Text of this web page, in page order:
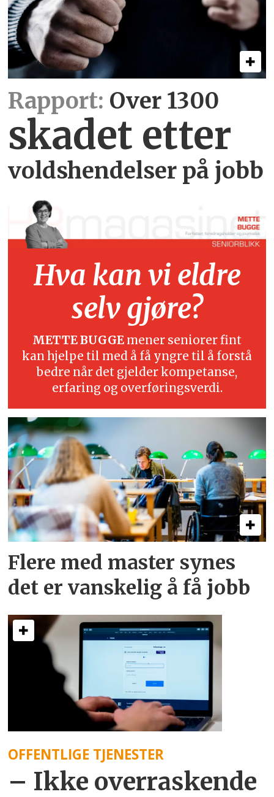
Rapport: Over 1300
skadet etter
voldshendelser på jobb
Hva kan vi eldre
selv gjøre?
METTE BUGGE mener seniorer fint
kan hjelpe til med å få yngre til å forstå
bedre når det gjelder kompetanse,
erfaring og overføringsverdi.
Flere med master synes
det er vanskelig å få jobb
OFFENTLIGE TJENESTER
– Ikke overraskende